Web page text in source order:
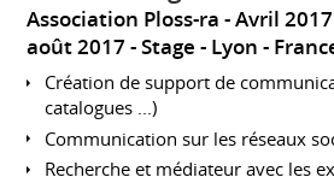
Association Ploss-ra
Avril
août 2017 Stage Lyon
Création de support de
catalogues ...)
Communication sur les réseaux
Recherche et médiateur avec les